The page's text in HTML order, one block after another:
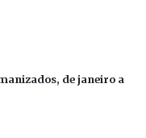
de janeiro a